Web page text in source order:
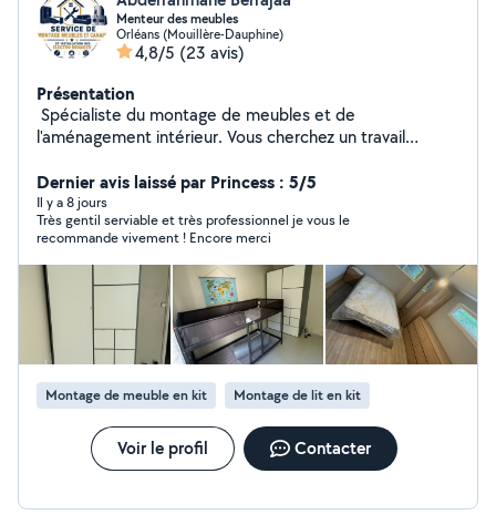
Menteur des meubles
Orléans (Mouillère-Dauphine)
4,8/5 (23 avis)
Présentation
️ Spécialiste du montage de meubles et de
l'aménagement intérieur. Vous cherchez un travail
mon matériel professionnel à votre service pour tous
vos projets : Montage & Démontage de meubles :
Armoires (portes coulissantes/battantes, montage à la
verticale/debout), dressings (type PAX), lits,
commodes, tables, meubles TV (IKEA, Conforama, BUT,
etc.). Pose de Cuisines : Montage des caissons,
ajustements, découpes et pose du plan de travail.
Fixations murales & Bricolage : Supports TV
(placo/béton), barres de rideaux, stores, étagères,
miroirs et luminaires. Mes engagements : Outillage pro
(niveau laser multipoints, visseuses adaptées, chevilles
haute sécurité). Montage soigné, ajustement des
portes et tiroirs au millimètre. Engagement Satisfait ou
Remboursé. Disponible rapidement, contactez-moi pour
Dernier avis laissé par Princess : 5/5
Il y a 8 jours
Très gentil serviable et très professionnel je vous le
recommande vivement ! Encore merci
Montage de meuble en kit Montage de lit en kit
Voir le profil Contacter